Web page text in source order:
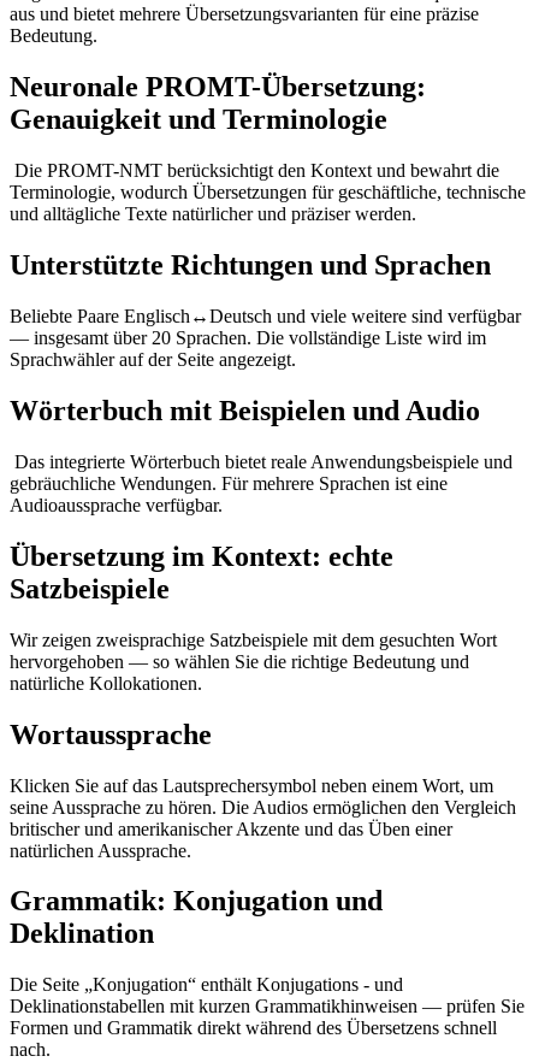
aus und bietet mehrere Übersetzungsvarianten für eine präzise
Bedeutung.
Neuronale PROMT-Übersetzung:
Genauigkeit und Terminologie
Die PROMT-NMT berücksichtigt den Kontext und bewahrt die
Terminologie, wodurch Übersetzungen für geschäftliche, technische
und alltägliche Texte natürlicher und präziser werden.
Unterstützte Richtungen und Sprachen
Beliebte Paare Englisch↔Deutsch und viele weitere sind verfügbar
— insgesamt über 20 Sprachen. Die vollständige Liste wird im
Sprachwähler auf der Seite angezeigt.
Wörterbuch mit Beispielen und Audio
Das integrierte Wörterbuch bietet reale Anwendungsbeispiele und
gebräuchliche Wendungen. Für mehrere Sprachen ist eine
Audioaussprache verfügbar.
Übersetzung im Kontext: echte
Satzbeispiele
Wir zeigen zweisprachige Satzbeispiele mit dem gesuchten Wort
hervorgehoben — so wählen Sie die richtige Bedeutung und
natürliche Kollokationen.
Wortaussprache
Klicken Sie auf das Lautsprechersymbol neben einem Wort, um
seine Aussprache zu hören. Die Audios ermöglichen den Vergleich
britischer und amerikanischer Akzente und das Üben einer
natürlichen Aussprache.
Grammatik: Konjugation und
Deklination
Die Seite „Konjugation“ enthält Konjugations - und
Deklinationstabellen mit kurzen Grammatikhinweisen — prüfen Sie
Formen und Grammatik direkt während des Übersetzens schnell
nach.